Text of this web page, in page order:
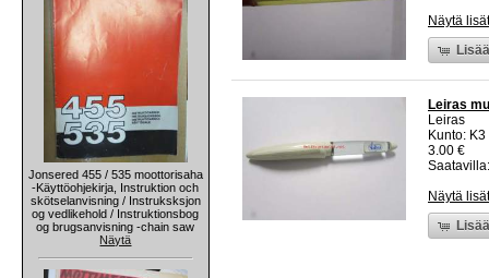
Jonsered 455 / 535 moottorisaha
-Käyttöohjekirja, Instruktion och
skötselanvisning / Instruksksjon
og vedlikehold / Instruktionsbog
og brugsanvisning -chain saw
Näytä
Näytä
Leiras
Leiras
Kunto:
3.00 €
Näytä